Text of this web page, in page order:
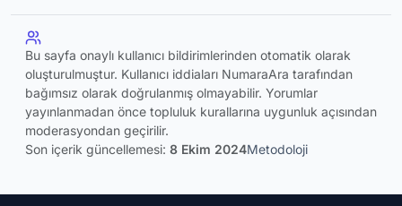
Bu sayfa onaylı kullanıcı bildirimlerinden otomatik olarak
oluşturulmuştur. Kullanıcı iddiaları NumaraAra tarafından
bağımsız olarak doğrulanmış olmayabilir. Yorumlar
yayınlanmadan önce topluluk kurallarına uygunluk açısından
moderasyondan geçirilir.
Son içerik güncellemesi: 8 Ekim 2024Metodoloji